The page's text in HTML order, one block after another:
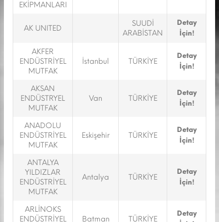
EKİPMANLARI
AK UNITED
SUUDİ
ARABİSTAN
Detay
İçin!
AKFER
ENDÜSTRİYEL
MUTFAK
İstanbul TÜRKİYE
Detay
İçin!
AKSAN
ENDÜSTRYEL
MUTFAK
Van TÜRKİYE
Detay
İçin!
ANADOLU
ENDÜSTRİYEL
MUTFAK
Eskişehir TÜRKİYE
Detay
İçin!
ANTALYA
YILDIZLAR
ENDÜSTRİYEL
MUTFAK
Antalya TÜRKİYE
Detay
İçin!
ARLİNOKS
ENDÜSTRİYEL
Batman TÜRKİYE
Detay